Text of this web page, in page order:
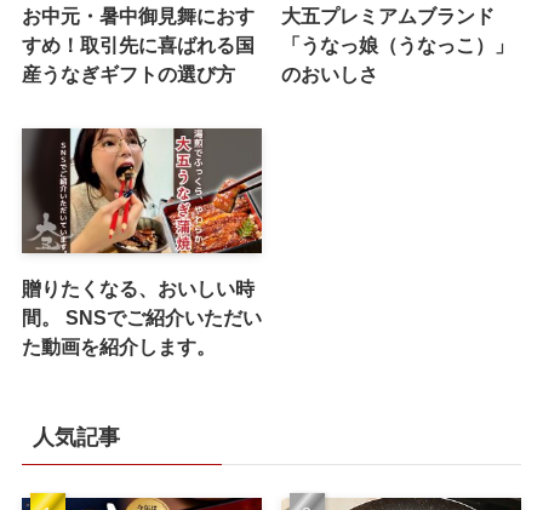
お中元・暑中御見舞におす
すめ！取引先に喜ばれる国
産うなぎギフトの選び方
大五プレミアムブランド
「うなっ娘（うなっこ）」
のおいしさ
贈りたくなる、おいしい時
間。 SNSでご紹介いただい
た動画を紹介します。
人気記事